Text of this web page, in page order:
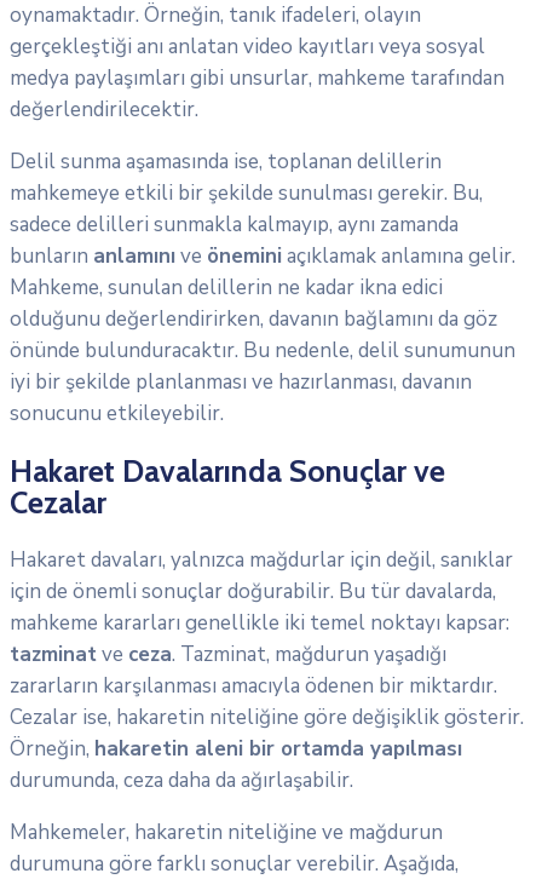
oynamaktadır. Örneğin, tanık ifadeleri, olayın
gerçekleştiği anı anlatan video kayıtları veya sosyal
medya paylaşımları gibi unsurlar, mahkeme tarafından
değerlendirilecektir.
Delil sunma aşamasında ise, toplanan delillerin
mahkemeye etkili bir şekilde sunulması gerekir. Bu,
sadece delilleri sunmakla kalmayıp, aynı zamanda
bunların anlamını ve önemini açıklamak anlamına gelir.
Mahkeme, sunulan delillerin ne kadar ikna edici
olduğunu değerlendirirken, davanın bağlamını da göz
önünde bulunduracaktır. Bu nedenle, delil sunumunun
iyi bir şekilde planlanması ve hazırlanması, davanın
sonucunu etkileyebilir.
Hakaret Davalarında Sonuçlar ve
Cezalar
Hakaret davaları, yalnızca mağdurlar için değil, sanıklar
için de önemli sonuçlar doğurabilir. Bu tür davalarda,
mahkeme kararları genellikle iki temel noktayı kapsar:
tazminatve ceza. Tazminat, mağdurun yaşadığı
zararların karşılanması amacıyla ödenen bir miktardır.
Cezalar ise, hakaretin niteliğine göre değişiklik gösterir.
Örneğin, hakaretin aleni bir ortamda yapılması
durumunda, ceza daha da ağırlaşabilir.
Mahkemeler, hakaretin niteliğine ve mağdurun
durumuna göre farklı sonuçlar verebilir. Aşağıda,